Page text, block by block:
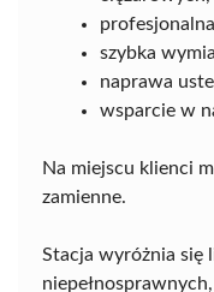
szybka
naprawa
wsparcie w
Na miejscu klienci
zamienne.
Stacja wyróżnia się